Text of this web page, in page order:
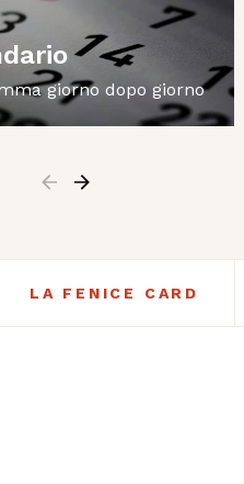
giorno dopo giorno
LA FENICE CARD